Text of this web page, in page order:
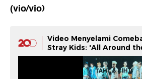
(vio/vio)
Video Menyelami
Stray Kids: 'All Around